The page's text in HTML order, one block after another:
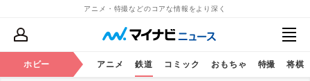
アニメ・特撮などのコアな情報をより深く
ホビー アニメ 鉄道 コミック おもちゃ 特撮 将棋